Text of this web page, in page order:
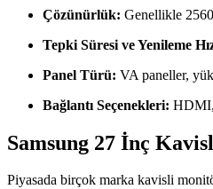
Çözünürlük: Genellikle
Tepki Süresi ve Yenileme
Panel Türü: VA paneller,
Bağlantı Seçenekleri: HDMI,
Samsung 27 İnç
Piyasada birçok marka kavisli